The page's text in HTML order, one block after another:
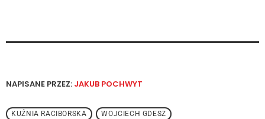
NAPISANE PRZEZ: JAKUB POCHWYT
KUŹNIA RACIBORSKA WOJCIECH GDESZ